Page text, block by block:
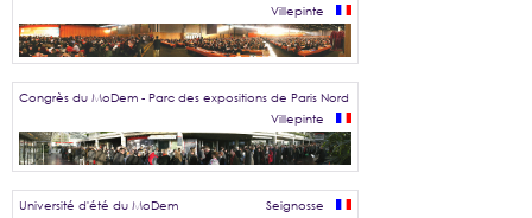
Villepinte
Congrès du MoDem - Parc des expositions de Paris Nord
Villepinte
Université d'été du MoDem Seignosse